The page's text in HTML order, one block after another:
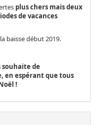
plus chers mais deux
de vacances
baisse début 2019.
de
en espérant que tous
!